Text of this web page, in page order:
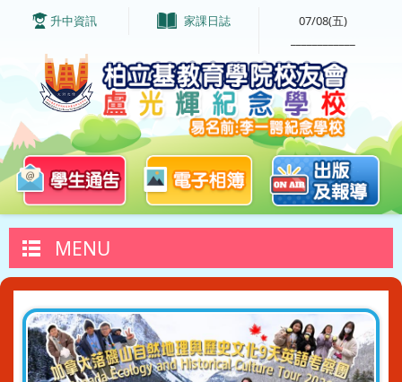
升中資訊 家課日誌
07/08(五)
MENU